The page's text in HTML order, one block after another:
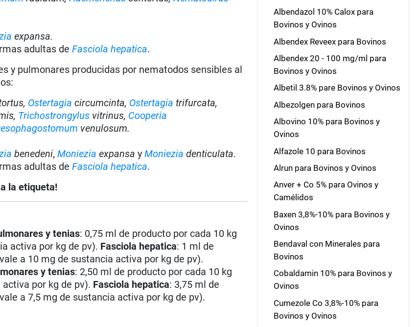
expansa.
adultas deFasciola hepatica.
y pulmonares producidas por nematodos sensibles al
Ostertagia circumcinta, Ostertagia trifurcata,
Trichostrongylus vitrinus, Cooperia
venulosum.
benedeni,Moniezia expansa yMoniezia denticulata.
adultas deFasciola hepatica.
la etiqueta!
y tenias: 0,75 ml de producto por cada 10 kg
activa por kg de pv). Fasciola hepatica: 1 ml de
a 10 mg de sustancia activa por kg de pv).
y tenias: 2,50 ml de producto por cada 10 kg
por kg de pv). Fasciola hepatica: 3,75 ml de
a 7,5 mg de sustancia activa por kg de pv).
Albendazol 10% Calox para
Bovinos y Ovinos
Albendex Reveex para Bovinos
Albendex 20 - 100 mg/ml para
Bovinos y Ovinos
Albetil 3.8% pare Bovinos y Ovinos
Albezolgen para Bovinos
Albovino 10% para Bovinos y
Ovinos
Alfazole 10 para Bovinos
Alrun para Bovinos y Ovinos
Anver + Co 5% para Ovinos y
Camélidos
Baxen 3,8%-10% para Bovinos y
Ovinos
Bendaval con Minerales para
Bovinos
Cobaldamin 10% para Bovinos y
Ovinos
Cumezole Co 3,8%-10% para
Bovinos y Ovinos